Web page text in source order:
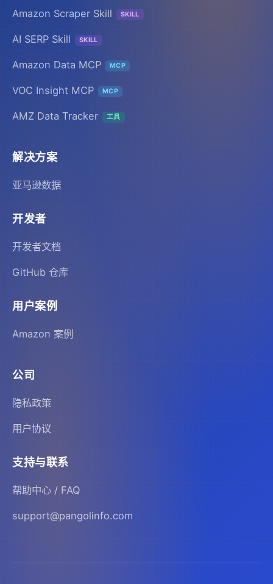
Amazon Scraper Skill SKILL
AI SERP Skill SKILL
Amazon Data MCP MCP
VOC Insight MCP MCP
AMZ Data Tracker 工具
解决方案
亚马逊数据
开发者
开发者文档
GitHub 仓库
用户案例
Amazon 案例
公司
隐私政策
用户协议
支持与联系
帮助中心 / FAQ
support@pangolinfo.com